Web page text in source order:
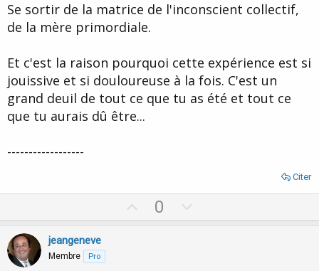
Se sortir de la matrice de l'inconscient collectif,
de la mère primordiale.
Et c'est la raison pourquoi cette expérience est si
jouissive et si douloureuse à la fois. C'est un
grand deuil de tout ce que tu as été et tout ce
que tu aurais dû être...
------------------
Citer
p
0
o
jeangeneve
Membre Pro